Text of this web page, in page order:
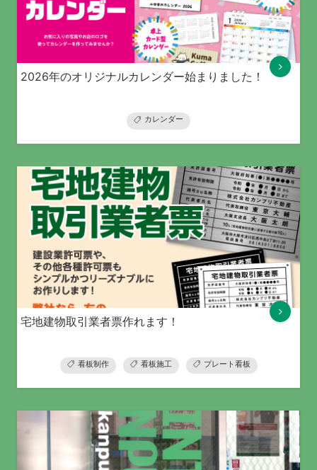
2026年のオリジナルカレンダー始まりました！
カレンダー
宅地建物取引業者票作れます！
看板制作 看板施工 プレート看板